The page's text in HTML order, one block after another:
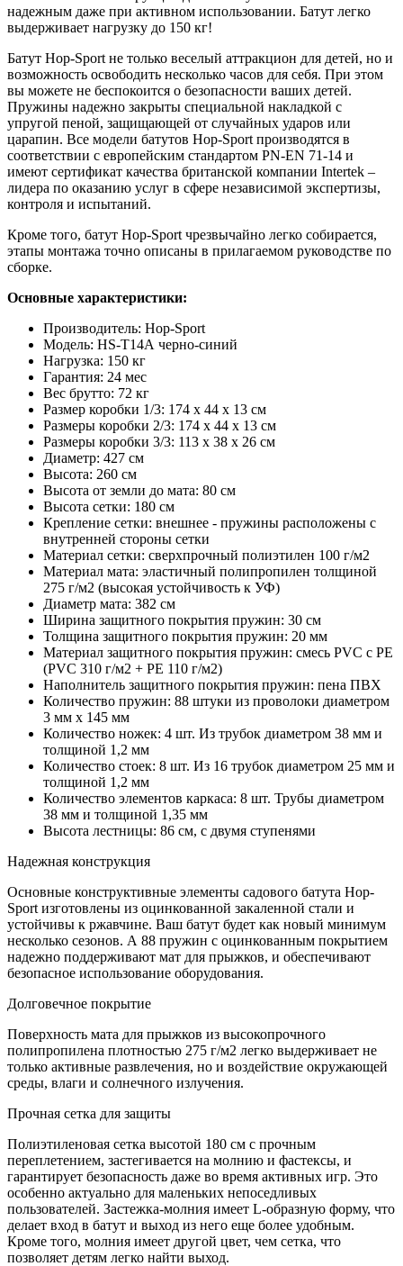
надежным даже при активном использовании. Батут легко
выдерживает нагрузку до 150 кг!
Батут Hop-Sport не только веселый аттракцион для детей, но и
возможность освободить несколько часов для себя. При этом
вы можете не беспокоится о безопасности ваших детей.
Пружины надежно закрыты специальной накладкой с
упругой пеной, защищающей от случайных ударов или
царапин. Все модели батутов Hop-Sport производятся в
соответствии с европейским стандартом PN-EN 71-14 и
имеют сертификат качества британской компании Intertek –
лидера по оказанию услуг в сфере независимой экспертизы,
контроля и испытаний.
Кроме того, батут Hop-Sport чрезвычайно легко собирается,
этапы монтажа точно описаны в прилагаемом руководстве по
сборке.
Основные характеристики:
Производитель: Hop-Sport
Модель: HS-T14А черно-синий
Нагрузка: 150 кг
Гарантия: 24 мес
Вес брутто: 72 кг
Размер коробки 1/3: 174 x 44 x 13 см
Размеры коробки 2/3: 174 x 44 x 13 см
Размеры коробки 3/3: 113 x 38 x 26 см
Диаметр: 427 см
Высота: 260 см
Высота от земли до мата: 80 см
Высота сетки: 180 см
Крепление сетки: внешнее - пружины расположены с
внутренней стороны сетки
Материал сетки: сверхпрочный полиэтилен 100 г/м2
Материал мата: эластичный полипропилен толщиной
275 г/м2 (высокая устойчивость к УФ)
Диаметр мата: 382 см
Ширина защитного покрытия пружин: 30 см
Толщина защитного покрытия пружин: 20 мм
Материал защитного покрытия пружин: смесь PVC с PE
(PVC 310 г/м2 + PE 110 г/м2)
Наполнитель защитного покрытия пружин: пена ПВХ
Количество пружин: 88 штуки из проволоки диаметром
3 мм х 145 мм
Количество ножек: 4 шт. Из трубок диаметром 38 мм и
толщиной 1,2 мм
Количество стоек: 8 шт. Из 16 трубок диаметром 25 мм и
толщиной 1,2 мм
Количество элементов каркаса: 8 шт. Трубы диаметром
38 мм и толщиной 1,35 мм
Высота лестницы: 86 см, с двумя ступенями
Надежная конструкция
Основные конструктивные элементы садового батута Hop-
Sport изготовлены из оцинкованной закаленной стали и
устойчивы к ржавчине. Ваш батут будет как новый минимум
несколько сезонов. А 88 пружин с оцинкованным покрытием
надежно поддерживают мат для прыжков, и обеспечивают
безопасное использование оборудования.
Долговечное покрытие
Поверхность мата для прыжков из высокопрочного
полипропилена плотностью 275 г/м2 легко выдерживает не
только активные развлечения, но и воздействие окружающей
среды, влаги и солнечного излучения.
Прочная сетка для защиты
Полиэтиленовая сетка высотой 180 см с прочным
переплетением, застегивается на молнию и фастексы, и
гарантирует безопасность даже во время активных игр. Это
особенно актуально для маленьких непоседливых
пользователей. Застежка-молния имеет L-образную форму, что
делает вход в батут и выход из него еще более удобным.
Кроме того, молния имеет другой цвет, чем сетка, что
позволяет детям легко найти выход.